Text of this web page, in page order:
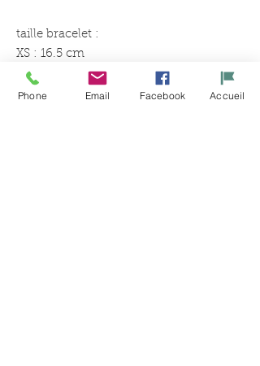
taille bracelet :
XS : 16.5 cm
S : 17.5 cm
M : 18.25 cm
Phone Email Facebook Accueil